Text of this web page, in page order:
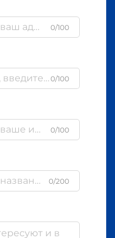
0/100
0/100
0/100
0/200